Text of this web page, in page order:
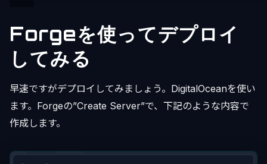
Forgeを使ってデプロイ
してみる
早速ですがデプロイしてみましょう。DigitalOceanを使い
ます。Forgeの”Create Server”で、下記のような内容で
作成します。